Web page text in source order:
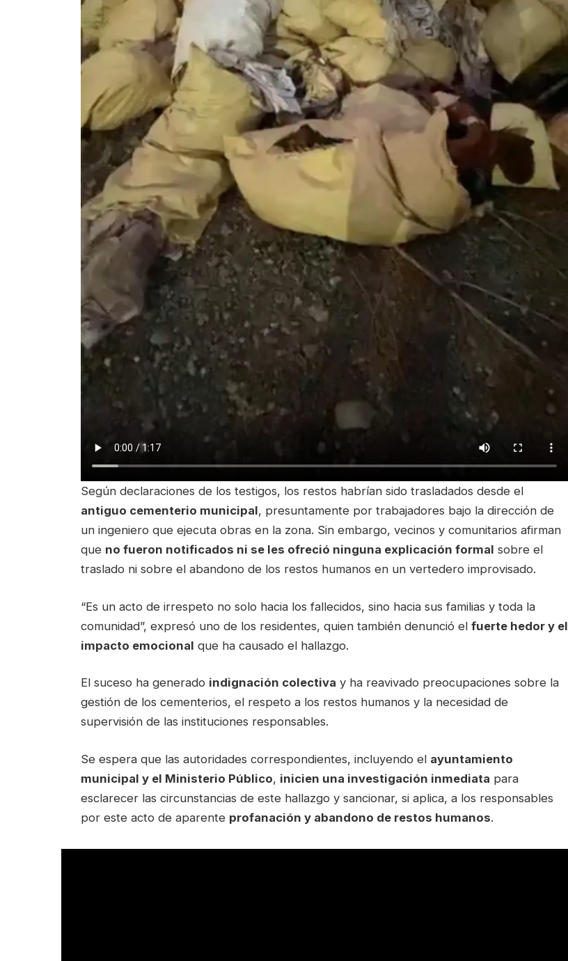
Según declaraciones de los testigos, los restos habrían sido trasladados desde el
antiguo cementerio municipal, presuntamente por trabajadores bajo la dirección de
un ingeniero que ejecuta obras en la zona. Sin embargo, vecinos y comunitarios afirman
que no fueron notificados ni se les ofreció ninguna explicación formal sobre el
traslado ni sobre el abandono de los restos humanos en un vertedero improvisado.
“Es un acto de irrespeto no solo hacia los fallecidos, sino hacia sus familias y toda la
comunidad”, expresó uno de los residentes, quien también denunció el fuerte hedor y el
impacto emocional que ha causado el hallazgo.
El suceso ha generado indignación colectiva y ha reavivado preocupaciones sobre la
gestión de los cementerios, el respeto a los restos humanos y la necesidad de
supervisión de las instituciones responsables.
Se espera que las autoridades correspondientes, incluyendo el ayuntamiento
municipal y el Ministerio Público, inicien una investigación inmediata para
esclarecer las circunstancias de este hallazgo y sancionar, si aplica, a los responsables
por este acto de aparente profanación y abandono de restos humanos.